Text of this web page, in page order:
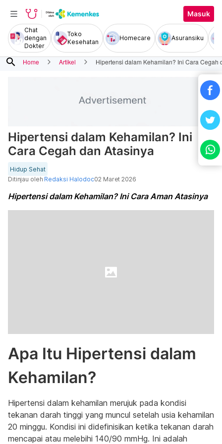
Masuk
Chat
dengan
Dokter
Toko
Kesehatan
Homecare Asuransiku
search Home Artikel Hipertensi dalam Kehamilan? Ini Cara Cegah
Hipertensi dalam Kehamilan? Ini
Cara Cegah dan Atasinya
Hidup Sehat
Ditinjau oleh Redaksi Halodoc02 Maret 2026
Hipertensi dalam Kehamilan? Ini Cara Aman Atasinya
Apa Itu Hipertensi dalam
Kehamilan?
Hipertensi dalam kehamilan merujuk pada kondisi
tekanan darah tinggi yang muncul setelah usia kehamilan
20 minggu. Kondisi ini didefinisikan ketika tekanan darah
mencapai atau melebihi 140/90 mmHg. Ini adalah